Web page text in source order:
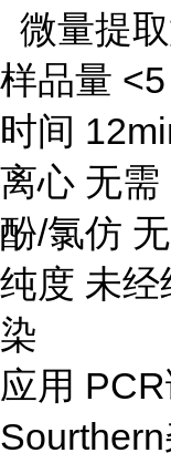
微量提
样品量
时间
离心 无
酚/氯仿
纯度 未
染
应用 PCR